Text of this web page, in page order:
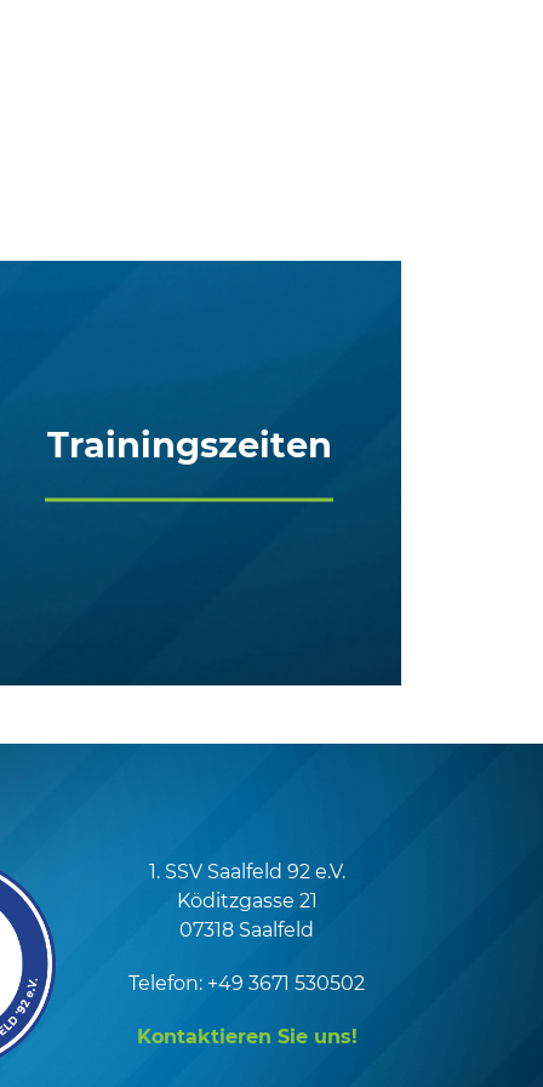
Trainingszeiten
1. SSV Saalfeld 92 e.V.
Köditzgasse 21
07318 Saalfeld
Telefon: +49 3671 530502
Kontaktieren Sie uns!